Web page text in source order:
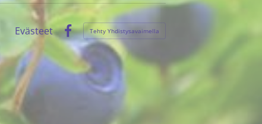
Evästeet
Facebook
Tehty Yhdistysavaimella